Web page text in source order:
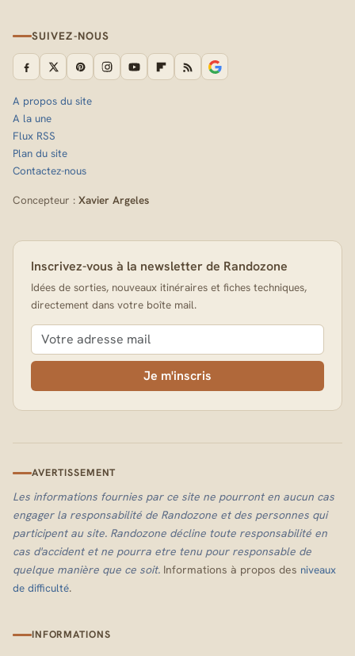
SUIVEZ-NOUS
A propos du site
A la une
Flux RSS
Plan du site
Contactez-nous
Concepteur : Xavier Argeles
Inscrivez-vous à la newsletter de Randozone
Idées de sorties, nouveaux itinéraires et fiches techniques,
directement dans votre boîte mail.
Je m'inscris
AVERTISSEMENT
Les informations fournies par ce site ne pourront en aucun cas
engager la responsabilité de Randozone et des personnes qui
participent au site. Randozone décline toute responsabilité en
cas d'accident et ne pourra etre tenu pour responsable de
quelque manière que ce soit. Informations à propos des niveaux
de difficulté.
INFORMATIONS